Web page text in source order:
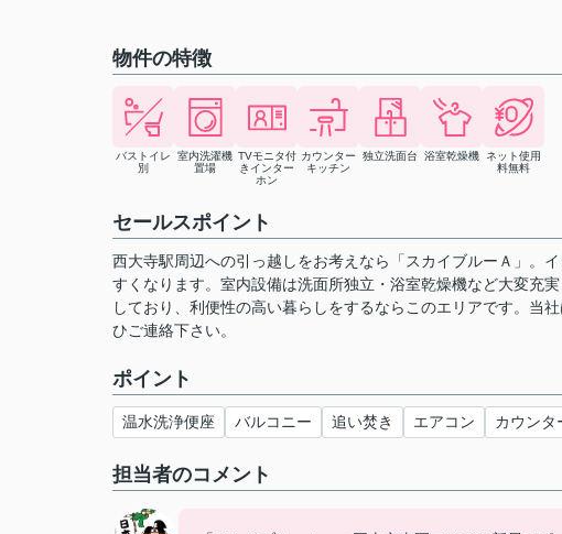
物件の特徴
バストイレ
別
室内洗濯機
置場
TVモニタ付
きインター
ホン
カウンター
キッチン
独立洗面台 浴室乾燥機 ネット使用
料無料
セールスポイント
西大寺駅周辺への引っ越しをお考えなら「スカイブルーＡ」。
すくなります。室内設備は洗面所独立・浴室乾燥機など大変充
しており、利便性の高い暮らしをするならこのエリアです。当
ひご連絡下さい。
ポイント
温水洗浄便座 バルコニー 追い焚き エアコン カウンタ
担当者のコメント